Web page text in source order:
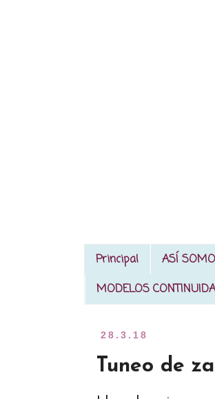
Principal ASÍ
MODELOS
28.3.18
Tuneo de